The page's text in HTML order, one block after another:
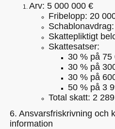
Arv: 5 000 000 €
Fribelopp: 20
Skattepliktigt
Skattesatser:
30 % på
30 % på
30 % på
50 % på 3
Total skatt: 2
6. Ansvarsfriskrivning och
information